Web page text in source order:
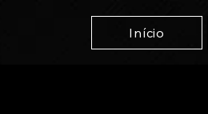
Início